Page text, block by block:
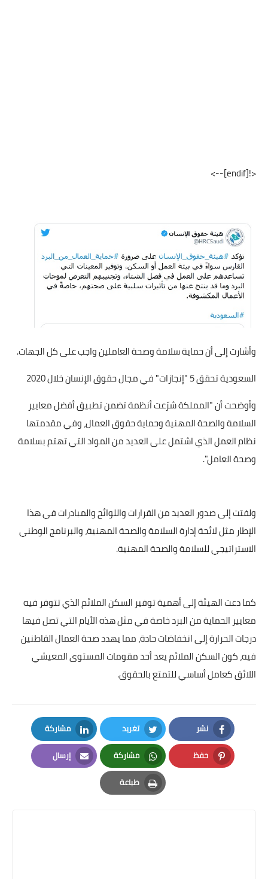
<![endif]-->
وأشارت إلى أن حماية سلامة وصحة العاملين واجب على كل الجهات.
السعودية تحقق 5 "إنجازات" في مجال حقوق الإنسان خلال 2020
وأوضحت أن "المملكة شرّعت أنظمة تضمن تطبيق أفضل معايير
السلامة والصحة المهنية وحماية حقوق العمال، وفي مقدمتها
نظام العمل الذي اشتمل على العديد من المواد التي تهتم بسلامة
وصحة العامل".
ولفتت إلى صدور العديد من القرارات واللوائح والمبادرات في هذا
الإطار مثل لائحة إدارة السلامة والصحة المهنية، والبرنامج الوطني
الاستراتيجي للسلامة والصحة المهنية.
كما دعت الهيئة إلى أهمية توفير السكن الملائم الذي تتوفر فيه
معايير الحماية من البرد خاصة في مثل هذه الأيام التي تصل فيها
درجات الحرارة إلى انخفاضات حادة، مما يهدد صحة العمال القاطنين
فيه، كون السكن الملائم يعد أحد مقومات المستوى المعيشي
اللائق كعامل أساسي للتمتع بالحقوق.
نشر
Facebook
تغريد
Twitter
مشاركة
LinkedIn
حفظ
Pinterest
مشاركة
Whatsapp
إرسال
Email
طباعة
Print